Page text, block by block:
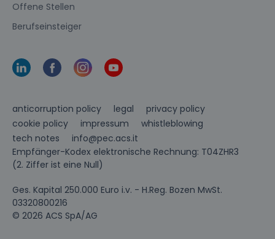
Offene Stellen
Berufseinsteiger
anticorruption policy legal
privacy policy
cookie policy
impressum
whistleblowing
tech notes
info@pec.acs.it
Empfänger-Kodex elektronische Rechnung: T04ZHR3
(2. Ziffer ist eine Null)
Ges. Kapital 250.000 Euro i.v. - H.Reg. Bozen MwSt.
03320800216
© 2026 ACS SpA/AG